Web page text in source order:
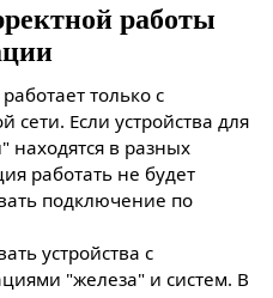
работы
только с
сети. Если устройства для
в разных
работать не будет
подключение по
устройства с
"железа" и систем. В